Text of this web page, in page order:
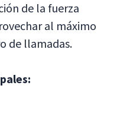
de la fuerza
al máximo
de llamadas.